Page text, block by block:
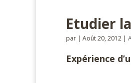
Etudier
par | Août 20, 2012 |
Expérience